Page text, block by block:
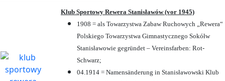
Klub Sportowy Rewera Stanisławów (vor 1945)
1908 = als Towarzystwa Zabaw Ruchowych „Rewera“
Polskiego Towarzystwa Gimnastycznego Sokółw
Stanisławowie gegründet – Vereinsfarben: Rot-
Schwarz;
04.1914 = Namensänderung in Stanisławowski Klub